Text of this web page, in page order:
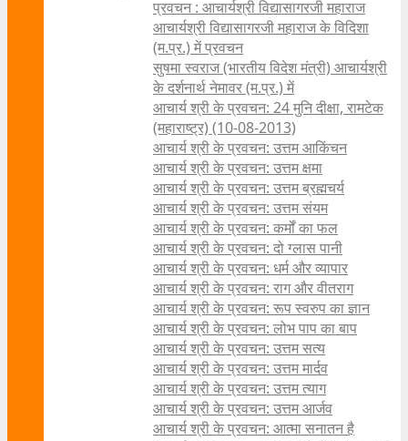
प्रवचन : आचार्यश्री ‍विद्यासागरजी महाराज
आचार्यश्री विद्यासागरजी महाराज के विदिशा
(म.प्र.) में प्रवचन
सुषमा स्वराज (भारतीय विदेश मंत्री) आचार्यश्री
के दर्शनार्थ नेमावर (म.प्र.) में
आचार्य श्री के प्रवचन: 24 मुनि दीक्षा, रामटेक
(महाराष्ट्र) (10-08-2013)
आचार्य श्री के प्रवचन: उत्तम आकिंचन
आचार्य श्री के प्रवचन: उत्तम क्षमा
आचार्य श्री के प्रवचन: उत्तम ब्रह्मचर्य
आचार्य श्री के प्रवचन: उत्तम संयम
आचार्य श्री के प्रवचन: कर्मों का फल
आचार्य श्री के प्रवचन: दो ग्लास पानी
आचार्य श्री के प्रवचन: धर्म और व्यापार
आचार्य श्री के प्रवचन: राग और वीतराग
आचार्य श्री के प्रवचन: रूप स्वरुप का ज्ञान
आचार्य श्री के प्रवचन: लोभ पाप का बाप
आचार्य श्री के प्रवचन: उत्तम सत्य
आचार्य श्री के प्रवचन: उत्तम मार्दव
आचार्य श्री के प्रवचन: उत्तम त्याग
आचार्य श्री के प्रवचन: उत्तम आर्जव
आचार्य श्री के प्रवचन: आत्मा सनातन है